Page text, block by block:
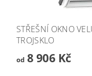
STŘEŠNÍ OKNO
TROJSKLO
od8 906 Kč